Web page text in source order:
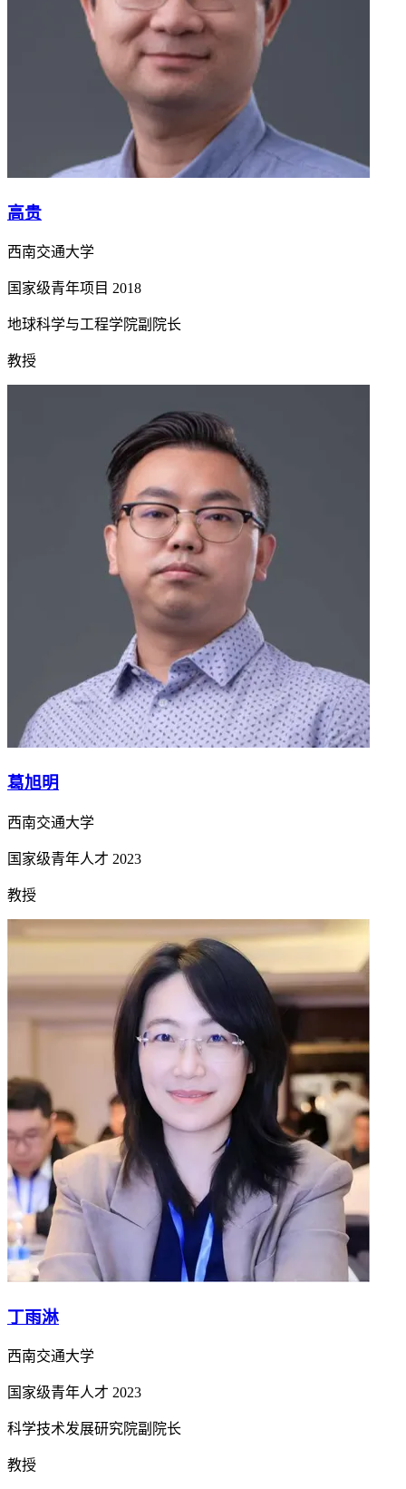
高贵
西南交通大学
国家级青年项目 2018
地球科学与工程学院副院长
教授
葛旭明
西南交通大学
国家级青年人才 2023
教授
丁雨淋
西南交通大学
国家级青年人才 2023
科学技术发展研究院副院长
教授